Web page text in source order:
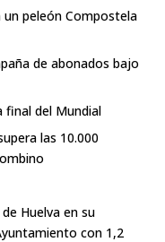
peleón Compostela
de abonados bajo
final del Mundial
las 10.000
Huelva en su
con 1,2